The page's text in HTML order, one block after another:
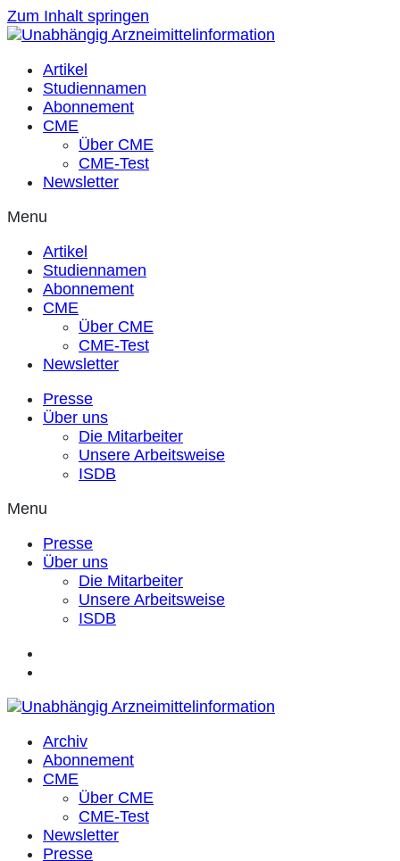
Zum Inhalt springen
Artikel
Studiennamen
Abonnement
CME
Über CME
CME-Test
Newsletter
Menu
Artikel
Studiennamen
Abonnement
CME
Über CME
CME-Test
Newsletter
Presse
Über uns
Die Mitarbeiter
Unsere Arbeitsweise
ISDB
Menu
Presse
Über uns
Die Mitarbeiter
Unsere Arbeitsweise
ISDB
Archiv
Abonnement
CME
Über CME
CME-Test
Newsletter
Presse